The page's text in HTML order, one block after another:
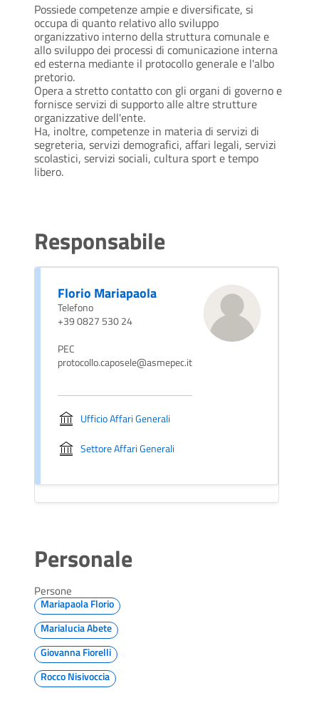
Possiede competenze ampie e diversificate, si
occupa di quanto relativo allo sviluppo
organizzativo interno della struttura comunale e
allo sviluppo dei processi di comunicazione interna
ed esterna mediante il protocollo generale e l'albo
pretorio.
Opera a stretto contatto con gli organi di governo e
fornisce servizi di supporto alle altre strutture
organizzative dell'ente.
Ha, inoltre, competenze in materia di servizi di
segreteria, servizi demografici, affari legali, servizi
scolastici, servizi sociali, cultura sport e tempo
libero.
Responsabile
Florio Mariapaola
Telefono
+39 0827 530 24
PEC
protocollo.caposele@asmepec.it
Ufficio Affari Generali
Settore Affari Generali
Personale
Persone
Mariapaola Florio
Marialucia Abete
Giovanna Fiorelli
Rocco Nisivoccia